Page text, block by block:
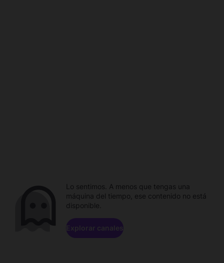
Lo sentimos. A menos que tengas una
máquina del tiempo, ese contenido no está
disponible.
Explorar canales